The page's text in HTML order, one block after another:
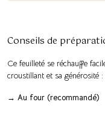
Conseils de
Ce feuilleté se réchauffe
croustillant et sa générosité :
→ Au four (recommandé)